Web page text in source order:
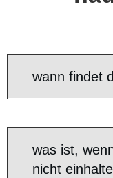
wann findet
was ist,
nicht